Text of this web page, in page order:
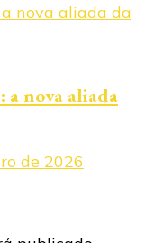
nova aliada
de 2026